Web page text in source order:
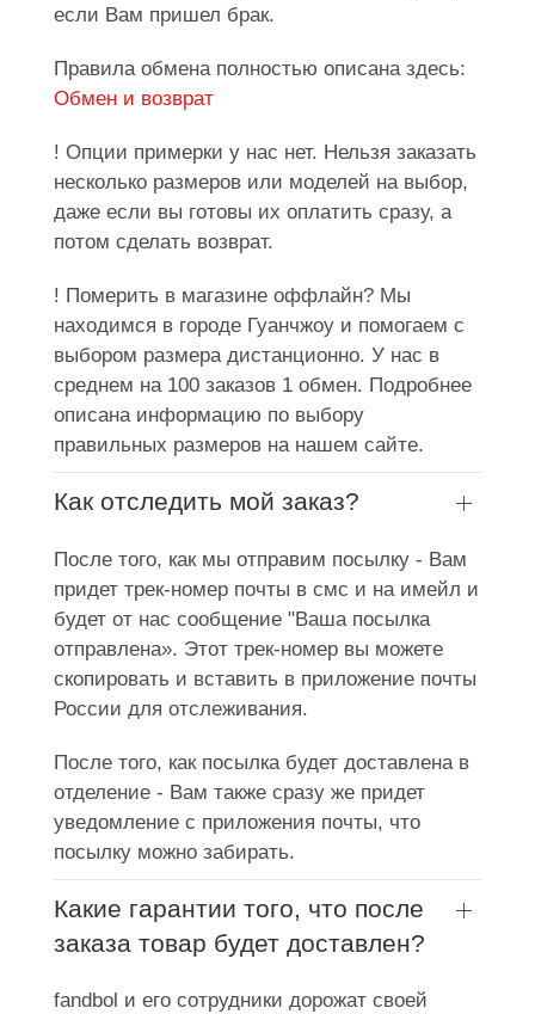
если Вам пришел брак.
Правила обмена полностью описана здесь:
Обмен и возврат
! Опции примерки у нас нет. Нельзя заказать
несколько размеров или моделей на выбор,
даже если вы готовы их оплатить сразу, а
потом сделать возврат.
! Померить в магазине оффлайн? Мы
находимся в городе Гуанчжоу и помогаем с
выбором размера дистанционно. У нас в
среднем на 100 заказов 1 обмен. Подробнее
описана информацию по выбору
правильных размеров на нашем сайте.
Как отследить мой заказ?
После того, как мы отправим посылку - Вам
придет трек-номер почты в смс и на имейл и
будет от нас сообщение "Ваша посылка
отправлена». Этот трек-номер вы можете
скопировать и вставить в приложение почты
России для отслеживания.
После того, как посылка будет доставлена в
отделение - Вам также сразу же придет
уведомление с приложения почты, что
посылку можно забирать.
Какие гарантии того, что после
заказа товар будет доставлен?
fandbol и его сотрудники дорожат своей